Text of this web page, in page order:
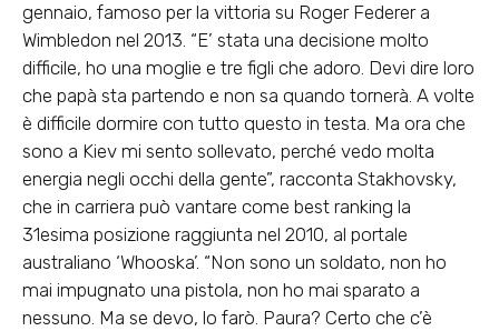
gennaio, famoso per la vittoria su Roger Federer a
Wimbledon nel 2013. “E’ stata una decisione molto
difficile, ho una moglie e tre figli che adoro. Devi dire loro
che papà sta partendo e non sa quando tornerà. A volte
è difficile dormire con tutto questo in testa. Ma ora che
sono a Kiev mi sento sollevato, perché vedo molta
energia negli occhi della gente”, racconta Stakhovsky,
che in carriera può vantare come best ranking la
31esima posizione raggiunta nel 2010, al portale
australiano ‘Whooska’. “Non sono un soldato, non ho
mai impugnato una pistola, non ho mai sparato a
nessuno. Ma se devo, lo farò. Paura? Certo che c’è